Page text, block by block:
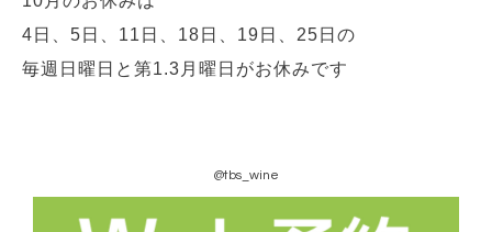
4日、5日、11日、18日、19日、25日 の
毎週日曜日と第1.3月曜日がお休みです
@tbs_wine